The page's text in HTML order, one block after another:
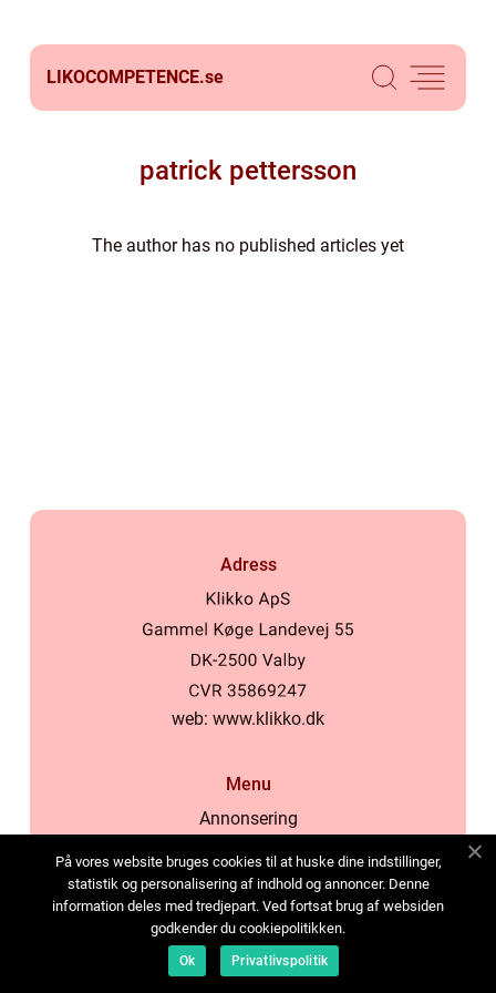
LIKOCOMPETENCE.se
patrick pettersson
The author has no published articles yet
Adress
web: www.klikko.dk
Menu
Annonsering
Cookies
Kontakta oss
Sitemap
På vores website bruges cookies til at huske dine indstillinger,
statistik og personalisering af indhold og annoncer. Denne
information deles med tredjepart. Ved fortsat brug af websiden
godkender du cookiepolitikken.
Ok Privatlivspolitik